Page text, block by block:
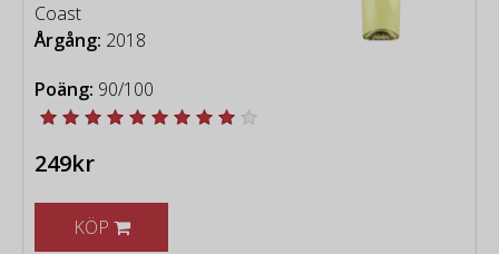
Coast
Årgång: 2018
Poäng: 90/100
249kr
KÖP